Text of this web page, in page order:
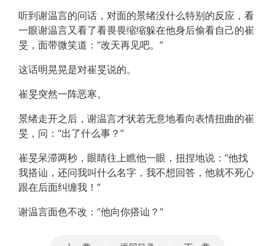
听到谢温言的问话，对面的景绪没什么特别的反应，看
一眼谢温言又看了看畏畏缩缩躲在他身后偷看自己的崔
旻，面带微笑道：“改天再见吧。”
这话明晃晃是对崔旻说的。
崔旻突然一阵恶寒。
景绪走开之后，谢温言才状若无意地看向表情扭曲的崔
旻，问：“出了什么事？”
崔旻呆滞两秒，眼睛往上瞧他一眼，扭捏地说：“他找
我搭讪，还问我叫什么名字，我不想回答，他就不死心
跟在后面纠缠我！”
谢温言面色不改：“他向你搭讪？”